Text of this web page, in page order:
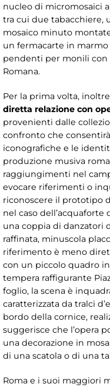
nucleo di micromosaici
tra cui due tabacchiere,
mosaico minuto
un fermacarte in
pendenti per monili con
Romana.
Per la prima volta,
diretta relazione con
provenienti dalle
confronto che
iconografiche e le
produzione musiva
raggiungimenti nel
evocare riferimenti o
riconoscere il prototipo
nel caso
una coppia di danzatori
raffinata, minuscola
riferimento è meno
con un piccolo quadro
tempera raffigurante
foglio, la scena è
caratterizzata da tralci
bordo della cornice,
suggerisce che l’opera
una decorazione in
di una scatola o di una
Roma e i suoi maggiori